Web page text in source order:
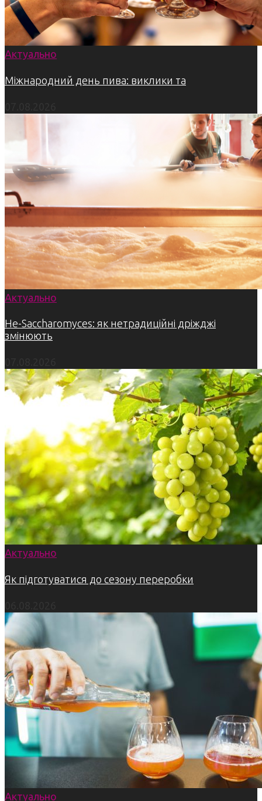
Актуально
Міжнародний день пива: виклики та
Актуально
Не-Saccharomyces: як нетрадиційні дріжджі
змінюють
Актуально
Як підготуватися до сезону переробки
Актуально